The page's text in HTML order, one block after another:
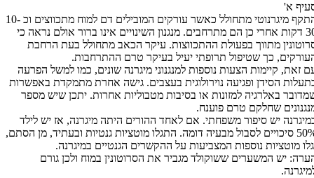
א'
התקף מיגרנוטי מתחולל כאשר עורקים המובילים דם למוח מתכווצים וכ 10-
30 דקות אחרי כן הם מתרחבים. מנגנון השינויים אינו ברור אולם נראה כי
מתווך בפעולת ההתכווצות. עיקר הכאב מתחולל בעת הרחבת
כך שטיפול תרופתי יעיל בעיקר טרם ההתרחבות.
זאת, קיימות הצעות נוספות למנגנוני מיגרנה שונים, כמו למשל הפרעה
הסידן ופגיעה נוירולוגית בעצבים. גישה אחרת מתמקדת באפשרות
באלרגיה למזונות או בסיבות מטבוליות אחרות. יתכן שיש מספר
שחלקם טרם פוענח.
יש סיפור משפחתי. אם לאחד ההורים היתה מיגרנה, אז יש לילד
50% סיכויים לסבול מבעיה דומה. התגלו מוטציות גנטיות ובעתיד, מן הסתם,
מוטציות נוספות המצביעות על ההקשרים הגנטיים במיגרנה.
יש המשערים ששוקולד מגביר את הסרוטונין במוח ולכן גורם